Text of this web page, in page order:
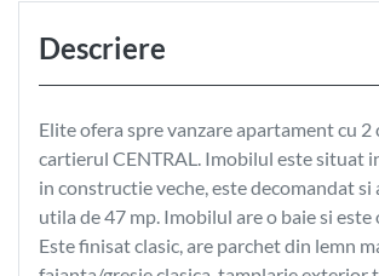
Descriere
Elite ofera spre vanzare apartament cu 2
cartierul CENTRAL. Imobilul este situat
in constructie veche, este decomandat si
utila de 47 mp. Imobilul are o baie si
Este finisat clasic, are parchet din lemn